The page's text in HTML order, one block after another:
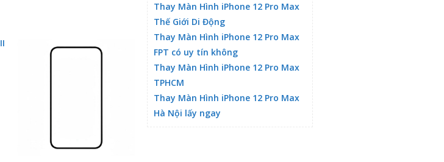
Thay Màn Hình iPhone 12 Pro Max
Thế Giới Di Động
Thay Màn Hình iPhone 12 Pro Max
FPT có uy tín không
Thay Màn Hình iPhone 12 Pro Max
TPHCM
Thay Màn Hình iPhone 12 Pro Max
Hà Nội lấy ngay